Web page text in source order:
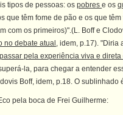
tipos de pessoas: ospobrese os
que têm fome de pão e os que têm
com os primeiros)".(L. Boff e
no debate atual , idem, p.17). "Diria
passar pela experiência viva e
la, para chegar a entender
Boff, idem, p.18. O sublinhado
pela boca de Frei Guilherme: